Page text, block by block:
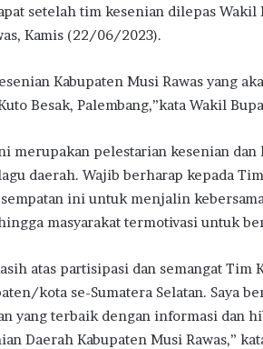
setelah tim kesenian dilepas Wakil
Kamis (22/06/2023).
Kabupaten Musi Rawas yang
Besak, Palembang,”kata Wakil
merupakan pelestarian kesenian dan
daerah. Wajib berharap kepada
ini untuk menjalin
masyarakat termotivasi untuk
atas partisipasi dan semangat Tim
kota se-Sumatera Selatan. Saya
yang terbaik dengan informasi dan
Daerah Kabupaten Musi Rawas,”